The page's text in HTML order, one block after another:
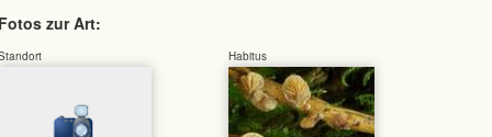
zur Art:
Habitus